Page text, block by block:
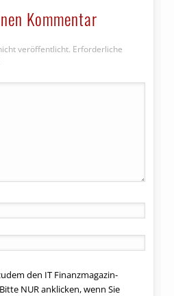
Kommentar
veröffentlicht. Erforderliche
den IT Finanzmagazin-
NUR anklicken, wenn Sie